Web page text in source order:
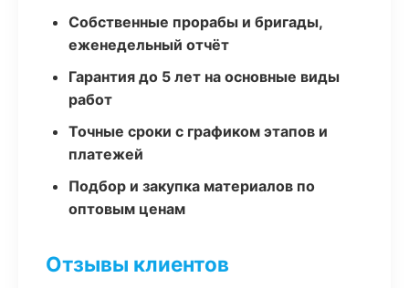
Собственные прорабы и бригады,
еженедельный отчёт
Гарантия до 5 лет на основные виды
работ
Точные сроки с графиком этапов и
платежей
Подбор и закупка материалов по
оптовым ценам
Отзывы клиентов